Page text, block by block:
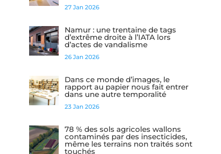
27 Jan 2026
Namur : une trentaine de tags
d’extrême droite à l’IATA lors
d’actes de vandalisme
26 Jan 2026
Dans ce monde d’images, le
rapport au papier nous fait entrer
dans une autre temporalité
23 Jan 2026
78 % des sols agricoles wallons
contaminés par des insecticides,
même les terrains non traités sont
touchés